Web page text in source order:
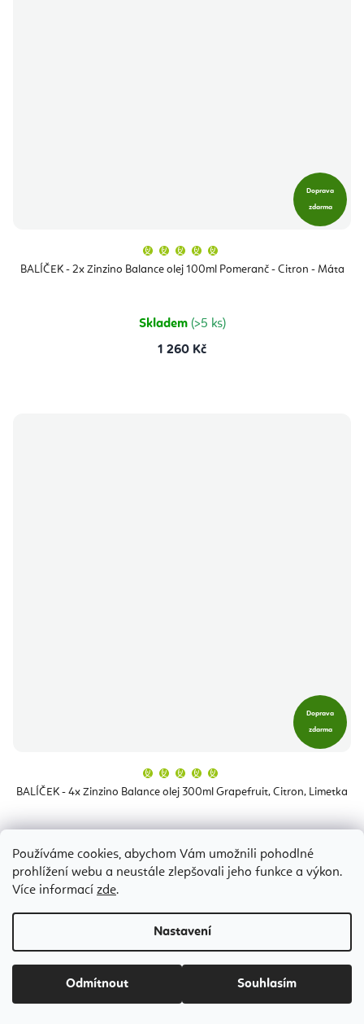
Používáme cookies, abychom Vám umožnili pohodlné
prohlížení webu a neustále zlepšovali jeho funkce a výkon.
Více informací zde.
Nastavení
Odmítnout Souhlasím
Doprava
zdarma
BALÍČEK - 2x Zinzino Balance olej 100ml Pomeranč - Citron - Máta
produktu
je
hvězdiček.
Skladem (>5 ks)
1 260 Kč
Doprava
zdarma
BALÍČEK - 4x Zinzino Balance olej 300ml Grapefruit, Citron, Limetka
produktu
je
5
Skladem
5 880 Kč